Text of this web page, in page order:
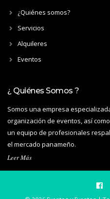
¿Quiénes somos?
Servicios
Alquileres
Eventos
¿ Quiénes Somos ?
Somos una empresa
organización de eventos, así
un equipo de profesionales
el mercado panameño.
Leer Más